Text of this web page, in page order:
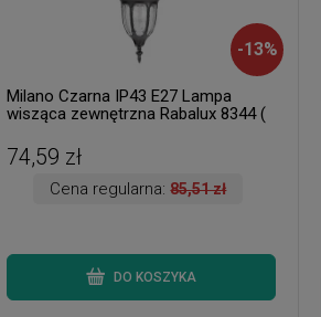
-13%
Milano Czarna IP43 E27 Lampa
wisząca zewnętrzna Rabalux 8344 (
h. )
74,59 zł
Cena regularna:85,51 zł
DO KOSZYKA